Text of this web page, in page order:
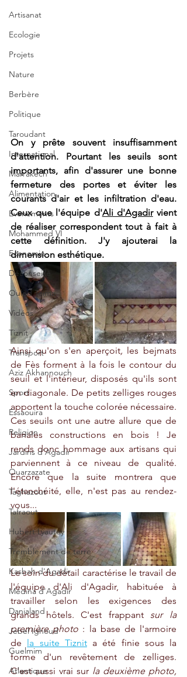
Artisanat
Ecologie
Projets
Nature
Berbère
Politique
Taroudant
International
Marrakech
Alimentation
Evénements
Mohammed VI
Economie
Déconseillé
Ouled Teima
Vidéos
Tiznit
Transport
Aziz Akhannouch
Sport
Essaouira
Religion
Jardins d'Agadir
Ouarzazate
Taghazout
Tafraout
Hubert Lyautey
Tremblement de terre
Kasbah d'Agadir
Médina d'Agadir
Danialand
Jebel Ighoud
Guelmim
Atlantique
On y prête souvent insuffisamment
d'attention. Pourtant les seuils sont
importants, afin d'assurer une bonne
fermeture des portes et éviter les
courants d'air et les infiltration d'eau.
Ceux que l'équipe d'Ali d'Agadir vient
de réaliser correspondent tout à fait à
cette définition. J'y ajouterai la
dimension esthétique.
Ainsi qu'on s'en aperçoit, les bejmats
de Fès forment à la fois le contour du
seuil et l'intérieur, disposés qu'ils sont
en diagonale. De petits zelliges rouges
apportent la touche colorée nécessaire.
Ces seuils ont une autre allure que de
banales constructions en bois ! Je
rends donc hommage aux artisans qui
parviennent à ce niveau de qualité.
Encore que la suite montrera que
l'étanchéité, elle, n'est pas au rendez-
vous...
Le soin du détail caractérise le travail de
l'équipe d'Ali d'Agadir, habituée à
travailler selon les exigences des
grands hôtels. C'est frappant sur la
première photo : la base de l'armoire
de la suite Tiznit a été finie sous la
forme d'un revêtement de zelliges.
C'est aussi vrai sur